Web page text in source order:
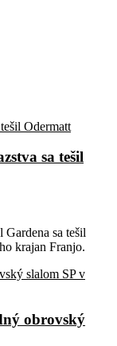
sa tešil
sa tešil
krajan Franjo.
obrovský